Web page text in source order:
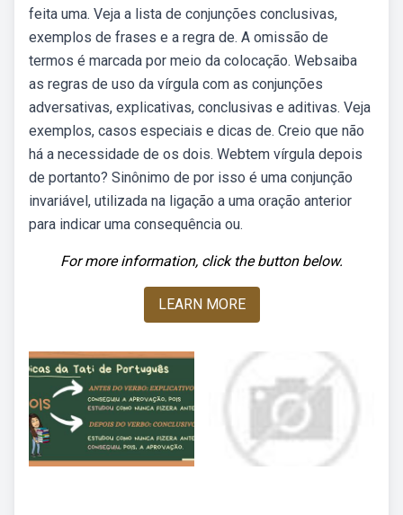
feita uma. Veja a lista de conjunções conclusivas,
exemplos de frases e a regra de. A omissão de
termos é marcada por meio da colocação. Websaiba
as regras de uso da vírgula com as conjunções
adversativas, explicativas, conclusivas e aditivas. Veja
exemplos, casos especiais e dicas de. Creio que não
há a necessidade de os dois. Webtem vírgula depois
de portanto? Sinônimo de por isso é uma conjunção
invariável, utilizada na ligação a uma oração anterior
para indicar uma consequência ou.
For more information, click the button below.
LEARN MORE